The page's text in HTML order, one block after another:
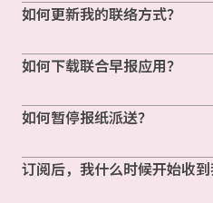
如何更新我的联络方式？
如何下载联合早报应用？
如何暂停报纸派送？
订阅后，我什么时候开始收到